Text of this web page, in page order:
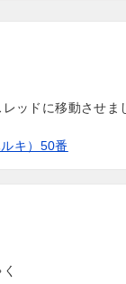
ッドに移動させま
キ）50番